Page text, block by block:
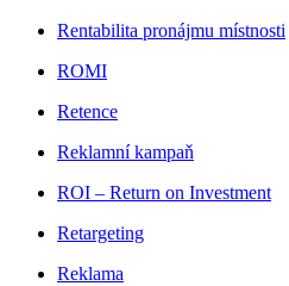
Rentabilita pronájmu místnosti
ROMI
Retence
Reklamní kampaň
ROI – Return on Investment
Retargeting
Reklama